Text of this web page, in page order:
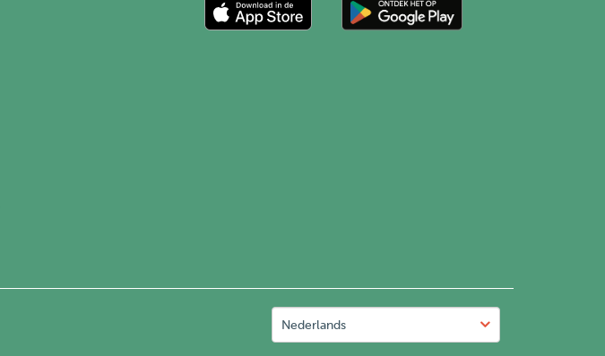
Nederlands